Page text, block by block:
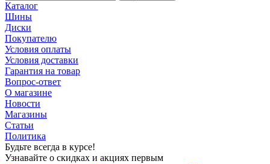
Каталог
Шины
Диски
Покупателю
Условия оплаты
Условия доставки
Гарантия на товар
Вопрос-ответ
О магазине
Новости
Магазины
Статьи
Политика
Будьте всегда в курсе!
Узнавайте о скидках и акциях первым